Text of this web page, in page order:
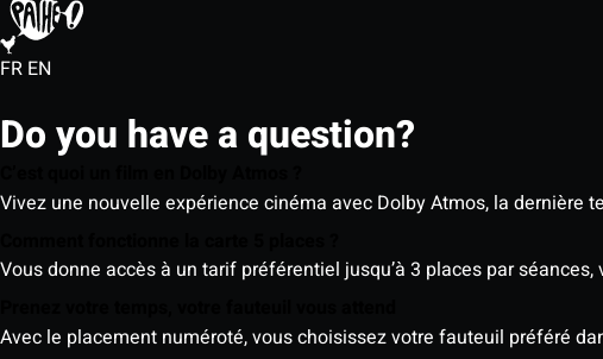
FR EN
Do you have a question?
Vivez une nouvelle expérience cinéma avec Dolby Atmos, la
Vous donne accès à un tarif préférentiel jusqu’à 3 places par
Avec le placement numéroté, vous choisissez votre fauteuil préféré